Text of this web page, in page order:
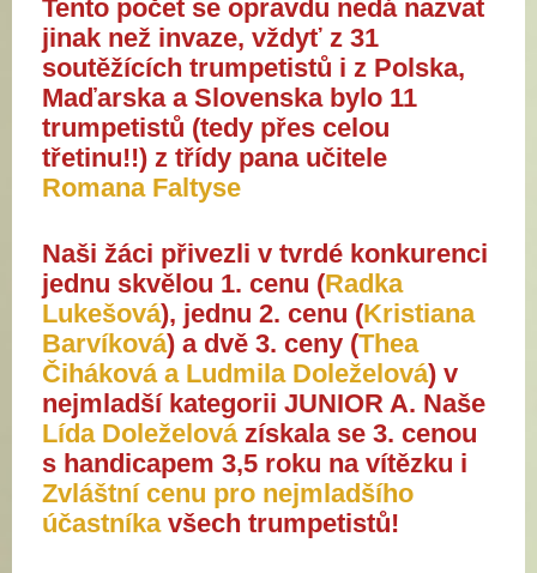
Tento počet se opravdu nedá nazvat
jinak než invaze, vždyť z 31
soutěžících trumpetistů i z Polska,
Maďarska a Slovenska bylo 11
trumpetistů (tedy přes celou
třetinu!!) z třídy pana učitele
Romana Faltyse
Naši žáci přivezli v tvrdé konkurenci
jednu skvělou 1. cenu (Radka
Lukešová), jednu 2. cenu (Kristiana
Barvíková) a dvě 3. ceny (Thea
Čiháková a Ludmila Doleželová) v
nejmladší kategorii JUNIOR A.
Lída Doleželová získala se 3. cenou
Zvláštní cenu pro nejmladšího
účastníka všech trumpetistů!